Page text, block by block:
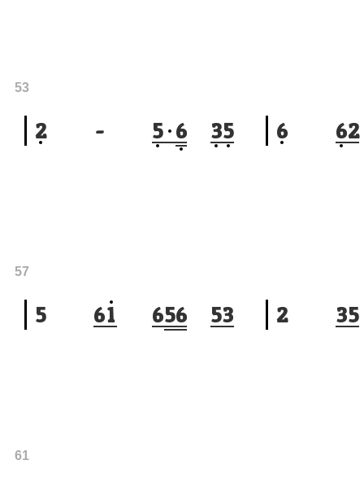
2 - 5 6 35
53
6 62
5 61 656 53
57
2 35
61